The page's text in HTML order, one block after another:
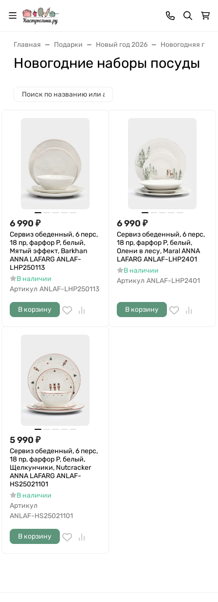
Главная Подарки Новый год 2026 Новогодняя
Новогодние наборы посуды
6 990 ₽
Сервиз обеденный, 6 перс,
18 пр, фарфор P, белый,
Мятый эффект, Barkhan
ANNA LAFARG ANLAF-
LHP250113
В наличии
Артикул ANLAF-LHP250113
В корзину
6 990 ₽
Сервиз обеденный, 6 перс,
18 пр, фарфор P, белый,
Олени в лесу, Maral ANNA
LAFARG ANLAF-LHP2401
В наличии
Артикул ANLAF-LHP2401
В корзину
5 990 ₽
Сервиз обеденный, 6 перс,
18 пр, фарфор P, белый,
Щелкунчики, Nutcracker
ANNA LAFARG ANLAF-
HS25021101
В наличии
Артикул
ANLAF-HS25021101
В корзину